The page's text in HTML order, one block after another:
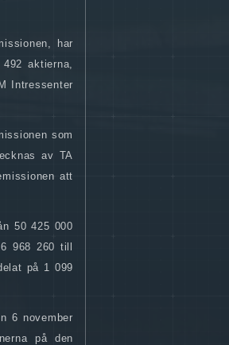
har
aktierna,
Intressenter
som
av TA
att
50 425 000
968 260 till
på 1 099
6 november
på den